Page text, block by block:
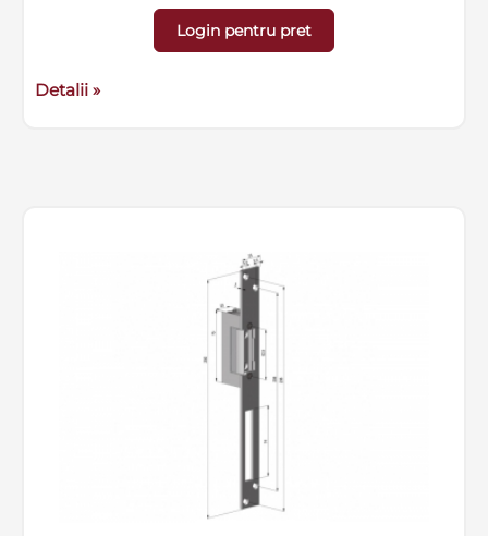
Login pentru pret
Detalii »